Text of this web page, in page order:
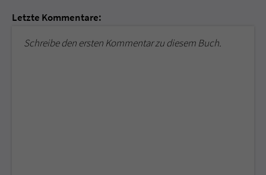
Letzte Kommentare:
Schreibe den ersten Kommentar zu diesem Buch.